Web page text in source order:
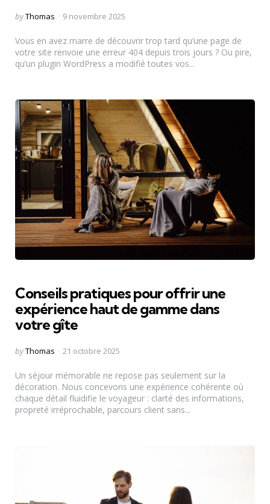
Posted
byThomas 9 novembre 2025
Vous en avez marre de découvrir trop tard qu’une page de
votre site renvoie une erreur 404 depuis trois jours ? Ou pire,
qu’un plugin WordPress a modifié toutes vos...
Conseils pratiques pour offrir une
expérience haut de gamme dans
votre gîte
Posted
byThomas 21 octobre 2025
Un séjour mémorable ne repose pas seulement sur la
décoration. Nous concevons une expérience cohérente où
chaque détail fluidifie le voyageur : clarté des informations,
propreté irréprochable, parcours client sans...